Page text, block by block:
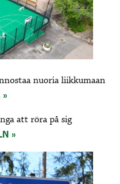
nuoria liikkumaan
att röra på sig